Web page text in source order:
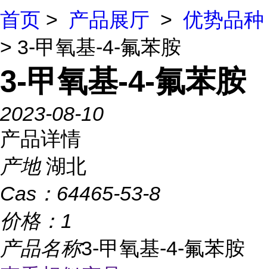
首页 > 产品展厅 > 优势品种
> 3-甲氧基-4-氟苯胺
3-甲氧基-4-氟苯胺
2023-08-10
产品详情
产地 湖北
Cas： 64465-53-8
价格： 1
产品名称3-甲氧基-4-氟苯胺